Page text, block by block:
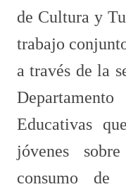
de Cultura y
trabajo
a través de la
Educativas
jóvenes
consumo de